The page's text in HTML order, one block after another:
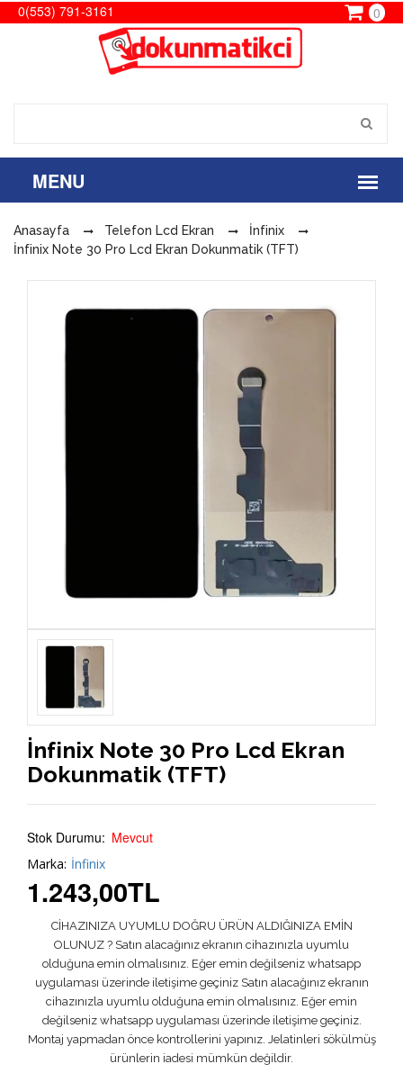
0(553) 791-3161 0
Anasayfa Telefon Lcd Ekran
İnfinix
İnfinix Note 30 Pro Lcd Ekran Dokunmatik (TFT)
İnfinix Note 30 Pro Lcd Ekran
Dokunmatik (TFT)
Stok Durumu: Mevcut
Marka: İnfinix
1.243,00TL
CİHAZINIZA UYUMLU DOĞRU ÜRÜN ALDIĞINIZA EMİN
OLUNUZ ? Satın alacağınız ekranın cihazınızla uyumlu
olduğuna emin olmalısınız. Eğer emin değilseniz whatsapp
uygulaması üzerinde iletişime geçiniz Satın alacağınız ekranın
cihazınızla uyumlu olduğuna emin olmalısınız. Eğer emin
değilseniz whatsapp uygulaması üzerinde iletişime geçiniz.
Montaj yapmadan önce kontrollerini yapınız. Jelatinleri sökülmüş
ürünlerin iadesi mümkün değildir.